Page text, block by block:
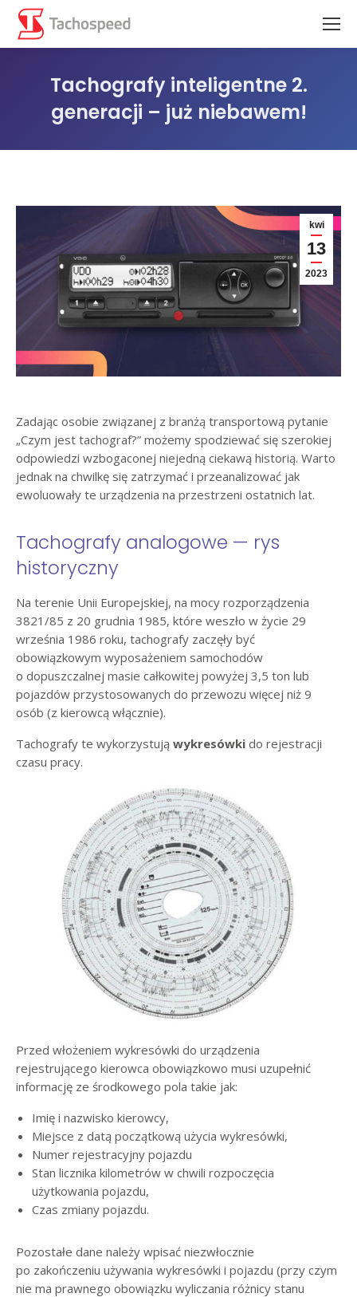
Tachografy inteligentne 2.
generacji – już niebawem!
kwi
13
2023
Zadając osobie związanej z branżą transportową pytanie
„Czym jest tachograf?” możemy spodziewać się szerokiej
odpowiedzi wzbogaconej niejedną ciekawą historią. Warto
jednak na chwilkę się zatrzymać i przeanalizować jak
ewoluowały te urządzenia na przestrzeni ostatnich lat.
Tachografy analogowe — rys
historyczny
Na terenie Unii Europejskiej, na mocy rozporządzenia
3821/85 z 20 grudnia 1985, które weszło w życie 29
września 1986 roku, tachografy zaczęły być
obowiązkowym wyposażeniem samochodów
o dopuszczalnej masie całkowitej powyżej 3,5 ton lub
pojazdów przystosowanych do przewozu więcej niż 9
osób (z kierowcą włącznie).
Tachografy te wykorzystują wykresówki do rejestracji
czasu pracy.
Przed włożeniem wykresówki do urządzenia
rejestrującego kierowca obowiązkowo musi uzupełnić
informację ze środkowego pola takie jak:
Imię i nazwisko kierowcy,
Miejsce z datą początkową użycia wykresówki,
Numer rejestracyjny pojazdu
Stan licznika kilometrów w chwili rozpoczęcia
użytkowania pojazdu,
Czas zmiany pojazdu.
Pozostałe dane należy wpisać niezwłocznie
po zakończeniu używania wykresówki i pojazdu (przy czym
nie ma prawnego obowiązku wyliczania różnicy stanu